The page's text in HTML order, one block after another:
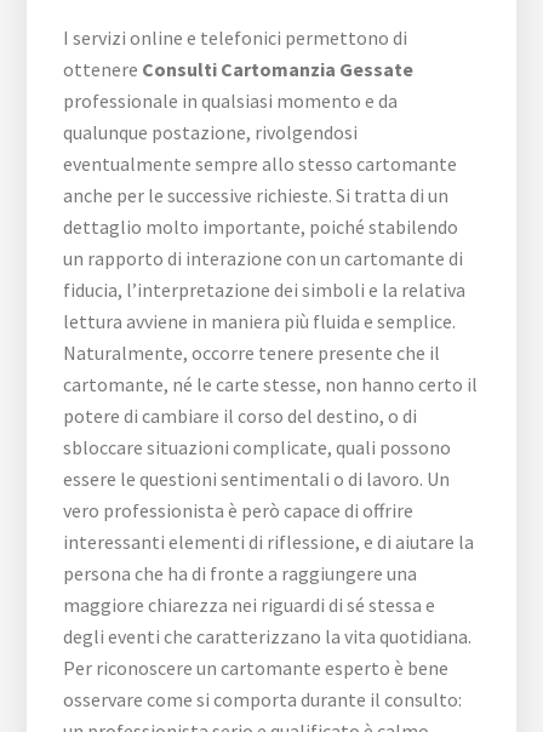
I servizi online e telefonici permettono di
ottenere Consulti Cartomanzia Gessate
professionale in qualsiasi momento e da
qualunque postazione, rivolgendosi
eventualmente sempre allo stesso cartomante
anche per le successive richieste. Si tratta di un
dettaglio molto importante, poiché stabilendo
un rapporto di interazione con un cartomante di
fiducia, l’interpretazione dei simboli e la relativa
lettura avviene in maniera più fluida e semplice.
Naturalmente, occorre tenere presente che il
cartomante, né le carte stesse, non hanno certo il
potere di cambiare il corso del destino, o di
sbloccare situazioni complicate, quali possono
essere le questioni sentimentali o di lavoro. Un
vero professionista è però capace di offrire
interessanti elementi di riflessione, e di aiutare la
persona che ha di fronte a raggiungere una
maggiore chiarezza nei riguardi di sé stessa e
degli eventi che caratterizzano la vita quotidiana.
Per riconoscere un cartomante esperto è bene
osservare come si comporta durante il consulto: